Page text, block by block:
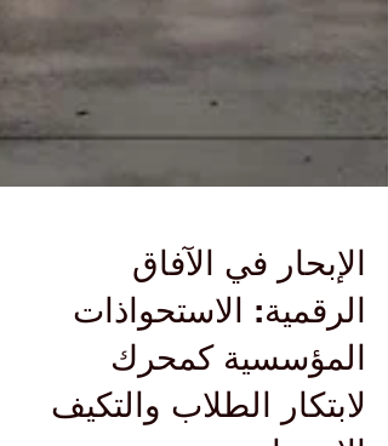
الإبحار في الآفاق
الرقمية: الاستحواذات
المؤسسية كمحرك